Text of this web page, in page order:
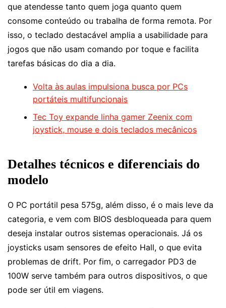
que atendesse tanto quem joga quanto quem
consome conteúdo ou trabalha de forma remota. Por
isso, o teclado destacável amplia a usabilidade para
jogos que não usam comando por toque e facilita
tarefas básicas do dia a dia.
Volta às aulas impulsiona busca por PCs
portáteis multifuncionais
Tec Toy expande linha gamer Zeenix com
joystick, mouse e dois teclados mecânicos
Detalhes técnicos e diferenciais do
modelo
O PC portátil pesa 575g, além disso, é o mais leve da
categoria, e vem com BIOS desbloqueada para quem
deseja instalar outros sistemas operacionais. Já os
joysticks usam sensores de efeito Hall, o que evita
problemas de drift. Por fim, o carregador PD3 de
100W serve também para outros dispositivos, o que
pode ser útil em viagens.